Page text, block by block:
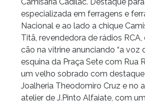
especializada em ferragens e
Nacional e ao lado a chique
Titã, revendedora de rádios
cão na vitrine anunciando “a voz
esquina da Praça Sete com Rua
um velho sobrado com
Joalheria Theodomiro Cruz e no
atelier de J.Pinto Alfaiate, com